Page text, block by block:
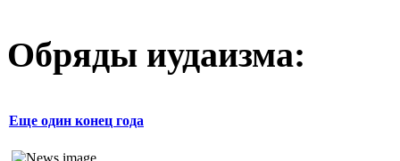
Обряды иудаизма:
Еще один конец года